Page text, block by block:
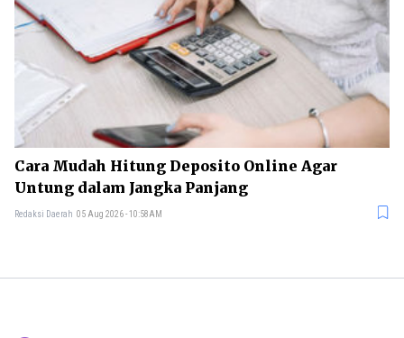
Cara Mudah Hitung Deposito Online Agar
Untung dalam Jangka Panjang
Redaksi Daerah 05 Aug 2026 - 10:58AM